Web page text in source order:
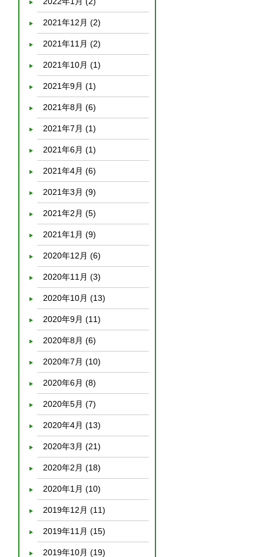
2021年12月 (2)
2021年11月 (2)
2021年10月 (1)
2021年9月 (1)
2021年8月 (6)
2021年7月 (1)
2021年6月 (1)
2021年4月 (6)
2021年3月 (9)
2021年2月 (5)
2021年1月 (9)
2020年12月 (6)
2020年11月 (3)
2020年10月 (13)
2020年9月 (11)
2020年8月 (6)
2020年7月 (10)
2020年6月 (8)
2020年5月 (7)
2020年4月 (13)
2020年3月 (21)
2020年2月 (18)
2020年1月 (10)
2019年12月 (11)
2019年11月 (15)
2019年10月 (19)